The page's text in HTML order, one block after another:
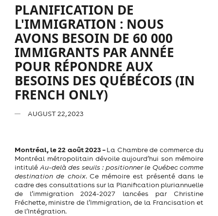
PLANIFICATION DE
L'IMMIGRATION : NOUS
AVONS BESOIN DE 60 000
IMMIGRANTS PAR ANNÉE
POUR RÉPONDRE AUX
BESOINS DES QUÉBÉCOIS (IN
FRENCH ONLY)
AUGUST 22, 2023
Montréal, le 22 août 2023–La Chambre de commerce du
Montréal métropolitain dévoile aujourd’hui son mémoire
intitulé Au-delà des seuils : positionner le Québec comme
destination de choix. Ce mémoire est présenté dans le
cadre des consultations sur la Planification pluriannuelle
de l’immigration 2024-2027 lancées par Christine
Fréchette, ministre de l’Immigration, de la Francisation et
de l’Intégration.